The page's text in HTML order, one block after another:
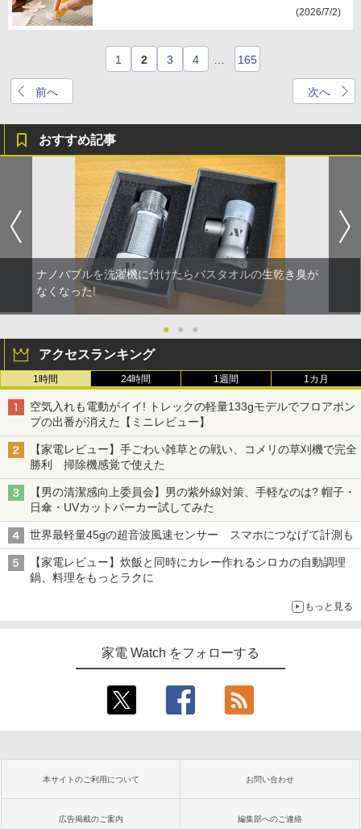
(2026/7/2)
前へ
1 2 3 4 165
次へ
おすすめ記事
ナノバブルを洗濯機に付けたらバスタオルの生乾き臭が
なくなった!
● ● ●
アクセスランキング
1時間 24時間 1週間 1カ月
空気入れも電動がイイ! トレックの軽量133gモデルでフロアポン
プの出番が消えた【ミニレビュー】
【家電レビュー】手ごわい雑草との戦い、コメリの草刈機で完全
勝利 掃除機感覚で使えた
【男の清潔感向上委員会】男の紫外線対策、手軽なのは? 帽子・
日傘・UVカットパーカー試してみた
世界最軽量45gの超音波風速センサー スマホにつなげて計測も
【家電レビュー】炊飯と同時にカレー作れるシロカの自動調理
鍋、料理をもっとラクに
もっと見る
家電 Watch をフォローする
本サイトのご利用について お問い合わせ
広告掲載のご案内 編集部へのご連絡